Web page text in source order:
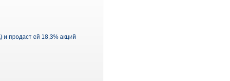
и продаст ей 18,3% акций